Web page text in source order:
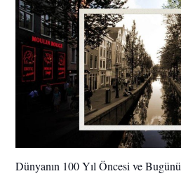
Dünyanın 100 Yıl Öncesi ve Bugünü